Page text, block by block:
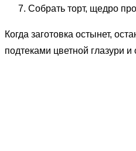
Собрать торт, щедро
Когда заготовка остынет,
подтеками цветной глазури и